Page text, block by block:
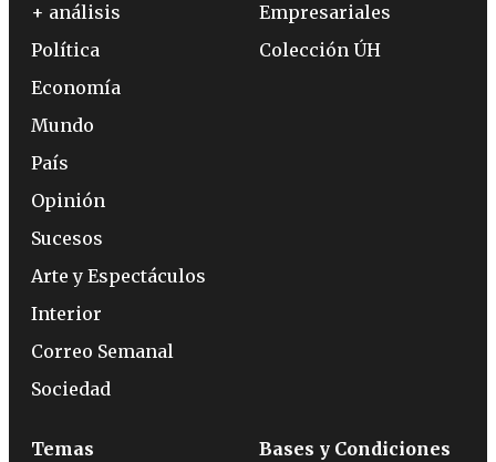
+ análisis
Política
Economía
Mundo
País
Opinión
Sucesos
Arte y Espectáculos
Interior
Correo Semanal
Sociedad
Empresariales
Colección ÚH
Temas Bases y Condiciones